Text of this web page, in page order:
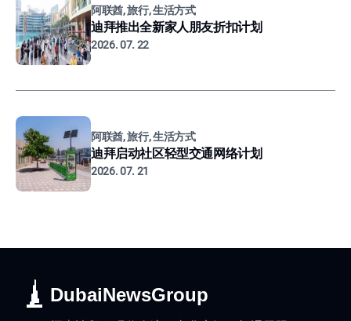
阿联酋, 旅行, 生活方式
迪拜推出全新家人朋友折扣计划
2026. 07. 22
阿联酋, 旅行, 生活方式
迪拜启动社区轻型交通网络计划
2026. 07. 21
DubaiNewsGroup